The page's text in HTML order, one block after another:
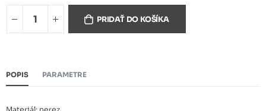
PRIDAŤ DO KOŠÍKA
POPIS PARAMETRE